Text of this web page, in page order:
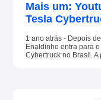
Mais um:
Tesla
1 ano atrás - Depois
Enaldinho entra para
Cybertruck no Brasil.